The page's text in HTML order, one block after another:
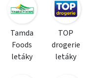
Tamda
Foods
letáky
TOP
drogerie
letáky